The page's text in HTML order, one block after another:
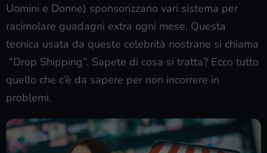
Uomini e Donne) sponsorizzano vari sistema per
racimolare guadagni extra ogni mese. Questa
tecnica usata da queste celebrità nostrane si chiama
“Drop Shipping”. Sapete di cosa si tratta? Ecco tutto
quello che c’è da sapere per non incorrere in
problemi.